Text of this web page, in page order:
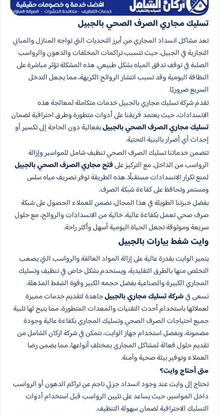
تسليك مجاري الصرف الصحي بالجبيل
تعد مشاكل انسداد المجاري من أبرز التحديات التي تواجه المنازل والمباني
التجارية في الجبيل، حيث تتسبب تراكمات المخلفات والدهون والرواسب
الصلبة في توقف تدفق المياه بشكل طبيعي. هذه المشكلة تؤثر مباشرة على
النظافة اليومية وقد تسبب انتشار الروائح الكريهة، مما يجعل التدخل
السريع ضروريًا.
تقدم شركة تسليك مجاري بالجبيل خدمات متكاملة لمعالجة هذه
الانسدادات، حيث يعتمد فريقنا على أدوات متطورة وطرق احترافية لضمان
تسليك مجاري الصرف الصحي بالجبيلبفعالية دون الحاجة إلى تكسير أو
إحداث أي أضرار بالبنية التحتية.
تتضمن خدماتنا تسليك الصرف الصحي تنظيف شامل للمواسير وإزالة
الرواسب من الداخل، مع التركيز علىفتح مجاري الصرف الصحي بالجبيل
لمنع تكرار الانسدادات مستقبلًا. هذه الطريقة توفر تصريف مياه سلس
ومستمر وتحافظ على كفاءة شبكة الصرف.
بفضل خبرتنا الطويلة في هذا المجال، نضمن للعملاء الحصول على شبكة
صرف صحي تعمل بكفاءة عالية، خالية من الانسدادات والروائح، مع حلول
سريعة وموثوقة تجعل الحياة اليومية أسهل وأكثر راحة.
وايت شفط بيارات بالجبيل
يتميز الوايت بقدرة عالية على إزالة المواد العالقة والرواسب التي يصعب
التخلص منها بالطرق التقليدية، ويستخدم بشكل خاص في تنظيف وتسليك
المجاري الكبيرة والصناعية بفضل حجمه الكبير وقوة الشفط المذهلة.
نسعى فيشركة تسليك مجاري بالجبيلجاهدة لتقديم خدمات مميزة
لعملائها باستخدام أحدث التقنيات والمعدات المتطورة، مما يتيح لها تلبية
جميع احتياجات الصرف الصحي وتسليك المجاري بكفاءة عالية وجودة
مضمونة، وبفضل استخدام جهاز الوايت، نتمكن في شركة اركان الشامل من
تقديم حلول فعالة لمشاكل المجاري بمختلف أنواعها، مما يضمن رضا
العملاء وتوفير بيئة صحية وآمنة.
متى أحتاج وايت؟
تحتاج إلى وايت عند وجود انسداد جزئي ناجم عن تراكم الدهون أو الرواسب
داخل المواسير، حيث يساعد على تليين الرواسب قبل استخدام أدوات
التسليك الاحترافية لضمان سهولة التنظيف.